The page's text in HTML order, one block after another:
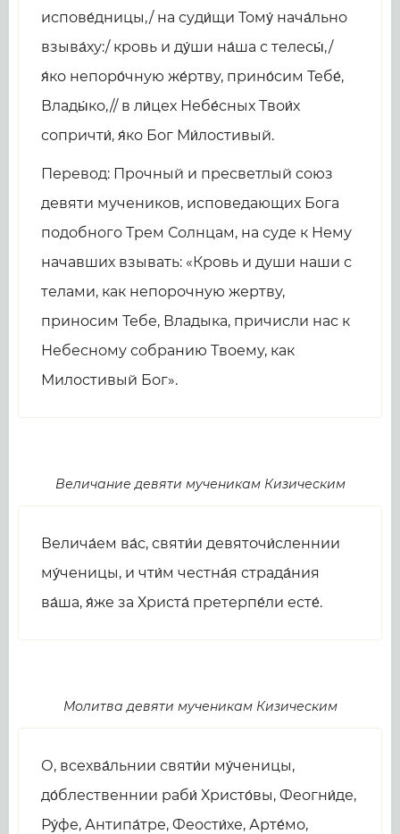
испове́дницы,/ на суди́щи Тому́ нача́льно
взыва́ху:/ кровь и ду́ши на́ша с телесы́,/
я́ко непоро́чную же́ртву, прино́сим Тебе́,
Влады́ко,// в ли́цех Небе́сных Твои́х
сопричти́, я́ко Бог Ми́лостивый.
Перевод: Прочный и пресветлый союз
девяти мучеников, исповедающих Бога
подобного Трем Солнцам, на суде к Нему
начавших взывать: «Кровь и души наши с
телами, как непорочную жертву,
приносим Тебе, Владыка, причисли нас к
Небесному собранию Твоему, как
Милостивый Бог».
Величание девяти мученикам Кизическим
Велича́ем ва́с, святи́и девяточи́сленнии
му́ченицы, и чти́м честна́я страда́ния
ва́ша, я́же за Христа́ претерпе́ли есте́.
Молитва девяти мученикам Кизическим
О, всехва́льнии святи́и му́ченицы,
до́блественнии раби́ Христо́вы, Феогни́де,
Ру́фе, Антипа́тре, Феости́хе, Арте́мо,